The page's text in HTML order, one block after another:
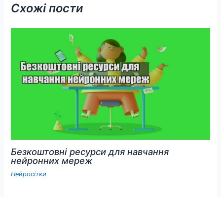
Схожі пости
Безкоштовні ресурси для навчання
нейронних мереж
Нейросітки